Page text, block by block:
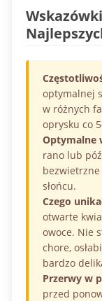
optymalnej
w różnych
oprysku co
Optymalne
rano lub
słońcu.
Czego
otwarte
owoce. Nie
chore,
bardzo
Przerwy w
przed